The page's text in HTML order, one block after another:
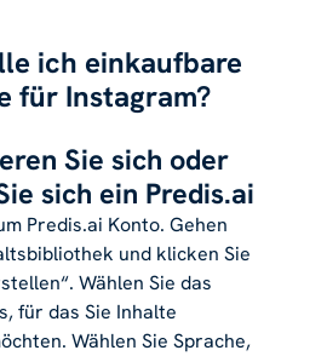
ich einkaufbare
für Instagram?
Sie sich oder
sich ein Predis.ai
Predis.ai Konto. Gehen
und klicken Sie
Wählen Sie das
für das Sie Inhalte
Wählen Sie Sprache,